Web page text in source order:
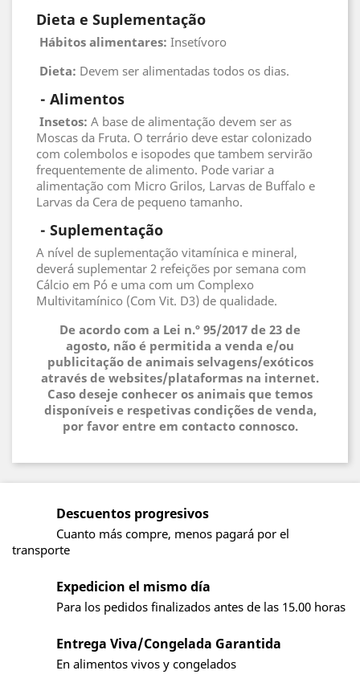
Dieta e Suplementação
Hábitos alimentares: Insetívoro
Dieta: Devem ser alimentadas todos os dias.
- Alimentos
Insetos: A base de alimentação devem ser as
Moscas da Fruta. O terrário deve estar colonizado
com colembolos e isopodes que tambem servirão
frequentemente de alimento. Pode variar a
alimentação com Micro Grilos, Larvas de Buffalo e
Larvas da Cera de pequeno tamanho.
- Suplementação
A nível de suplementação vitamínica e mineral,
deverá suplementar 2 refeições por semana com
Cálcio em Pó e uma com um Complexo
Multivitamínico (Com Vit. D3) de qualidade.
De acordo com a Lei n.º 95/2017 de 23 de
agosto, não é permitida a venda e/ou
publicitação de animais selvagens/exóticos
através de websites/plataformas na internet.
Caso deseje conhecer os animais que temos
disponíveis e respetivas condições de venda,
por favor entre em contacto connosco.
Descuentos progresivos
Cuanto más compre, menos pagará por el
transporte
Expedicion el mismo día
Para los pedidos finalizados antes de las 15.00 horas
Entrega Viva/Congelada Garantida
En alimentos vivos y congelados